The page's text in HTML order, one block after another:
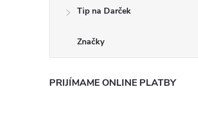
Tip na Darček
Značky
PRIJÍMAME ONLINE PLATBY